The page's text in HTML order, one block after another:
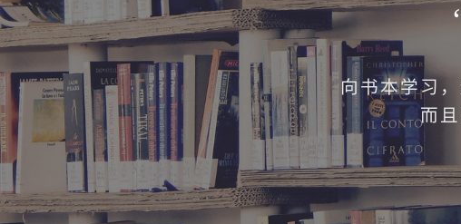
向书本学习
而